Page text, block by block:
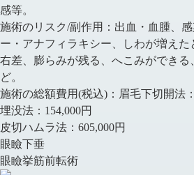
感等。
施術のリスク/副作用： 出血・血腫、
ー・アナフィラキシー、しわが増え
右差、膨らみが残る、へこみができる
ど。
施術の総額費用(税込)： 眉毛下切開法
埋没法：154,000円
皮切ハムラ法：605,000円
眼瞼下垂
眼瞼挙筋前転術